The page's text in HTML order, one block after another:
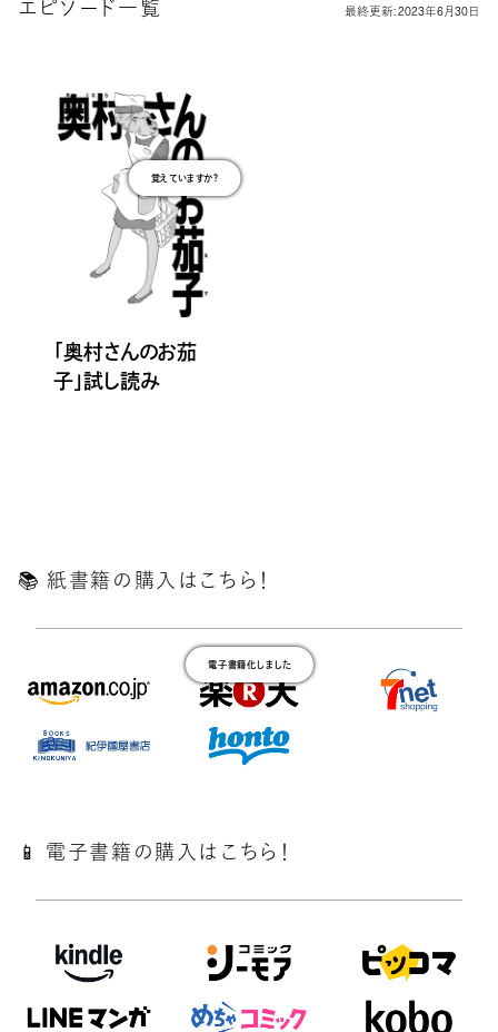
エピソード一覧 最終更新: 2023年6月30日
「奥村さんのお茄
子」試し読み
📚️ 紙書籍の購入はこちら！
📱 電子書籍の購入はこちら！
覚えていますか？
電子書籍化しました